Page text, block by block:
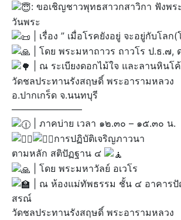
: ขอเชิญชาวพุทธสาวกสาวิกา ฟังพร
วันพระ
| เรื่อง ” เมื่อโรคยังอยู่ จะอยู่กับโลก(
| โดย พระมหาถาวร ถาวโร ป.ธ.๗,
| ณ ระเบียงดอกไม้ใจ และลานหินโ
วัดชลประทานรังสฤษดิ์ พระอารามหลวง
อ.ปากเกร็ด จ.นนทบุรี
———————–
| ภาคบ่าย เวลา ๑๒.๓๐ – ๑๕.๓๐ น.
การปฏิบัติเจริญภาวนา
ตามหลัก สติปัฏฐาน ๔
| โดย พระมหาวัลย์ อเวโร
| ณ ห้องแม่ทัพธรรม ชั้น ๔ อาคาร
สรณ์
วัดชลประทานรังสฤษดิ์ พระอารามหลวง